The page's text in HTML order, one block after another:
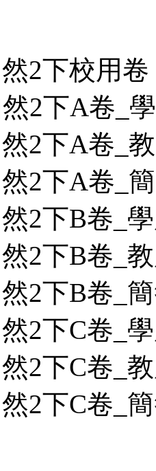
2下校用卷
2下A卷_
2下A卷_
2下A卷_
2下B卷_
2下B卷_
2下B卷_
2下C卷_
2下C卷_
2下C卷_